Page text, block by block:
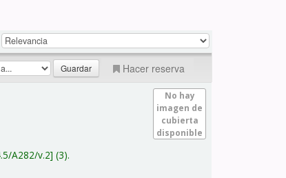
Hacer reserva
No hay
imagen de
cubierta
disponible
A282/v.2 (3).